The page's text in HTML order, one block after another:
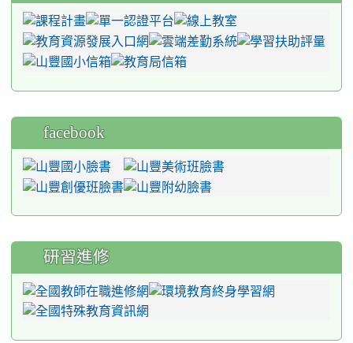
facebook
研習進修